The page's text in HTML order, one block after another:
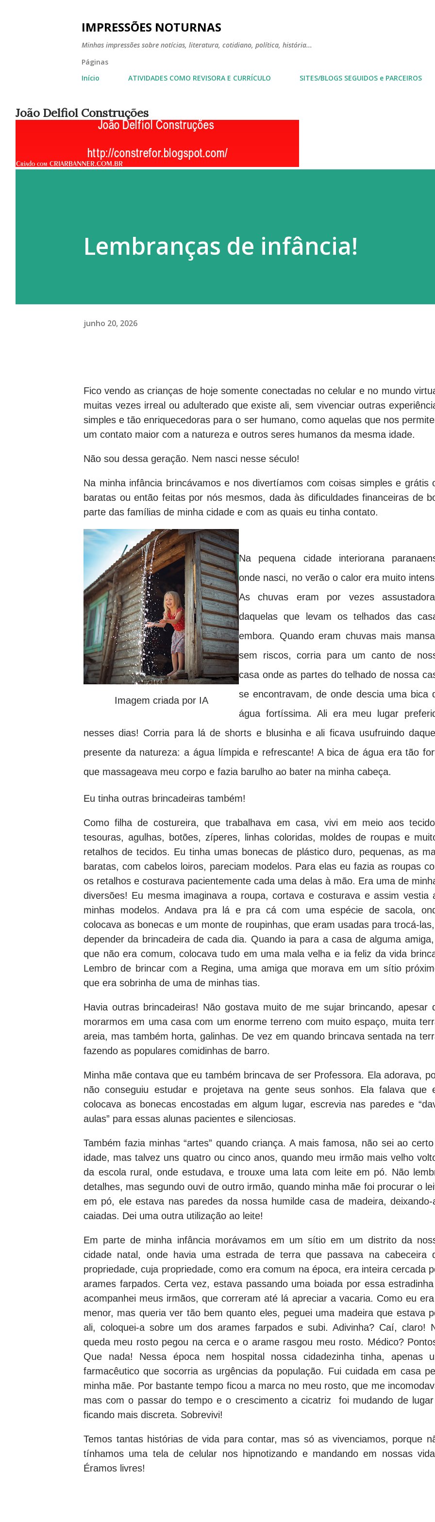
IMPRESSÕES NOTURNAS
Minhas impressões sobre notícias, literatura, cotidiano, política, história...
Páginas
Início
ATIVIDADES COMO REVISORA E CURRÍCULO SITES/BLOGS SEGUIDOS e PARCEIROS
João Delfiol Construções
Lembranças de infância!
junho 20, 2026
Fico vendo as crianças de hoje somente conectadas no celular e no mundo
muitas vezes irreal ou adulterado que existe ali, sem vivenciar outras
simples e tão enriquecedoras para o ser humano, como aquelas que nos
um contato maior com a natureza e outros seres humanos da mesma idade.
Não sou dessa geração. Nem nasci nesse século!
Na minha infância brincávamos e nos divertíamos com coisas simples e grátis
baratas ou então feitas por nós mesmos, dada às dificuldades financeiras de
parte das famílias de minha cidade e com as quais eu tinha contato.
Imagem criada por IA
Na pequena cidade interiorana
onde nasci, no verão o calor era muito
As chuvas eram por vezes
daquelas que levam os telhados das
embora. Quando eram chuvas mais
sem riscos, corria para um canto de
casa onde as partes do telhado de nossa
se encontravam, de onde descia uma bica
água fortíssima. Ali era meu lugar
nesses dias! Corria para lá de shorts e blusinha e ali ficava usufruindo
presente da natureza: a água límpida e refrescante! A bica de água era tão
que massageava meu corpo e fazia barulho ao bater na minha cabeça.
Eu tinha outras brincadeiras também!
Como filha de costureira, que trabalhava em casa, vivi em meio aos
tesouras, agulhas, botões, zíperes, linhas coloridas, moldes de roupas e
retalhos de tecidos. Eu tinha umas bonecas de plástico duro, pequenas, as
baratas, com cabelos loiros, pareciam modelos. Para elas eu fazia as roupas
os retalhos e costurava pacientemente cada uma delas à mão. Era uma de
diversões! Eu mesma imaginava a roupa, cortava e costurava e assim vestia
minhas modelos. Andava pra lá e pra cá com uma espécie de sacola,
colocava as bonecas e um monte de roupinhas, que eram usadas para trocá-
depender da brincadeira de cada dia. Quando ia para a casa de alguma
que não era comum, colocava tudo em uma mala velha e ia feliz da vida
Lembro de brincar com a Regina, uma amiga que morava em um sítio
que era sobrinha de uma de minhas tias.
Havia outras brincadeiras! Não gostava muito de me sujar brincando, apesar
morarmos em uma casa com um enorme terreno com muito espaço, muita
areia, mas também horta, galinhas. De vez em quando brincava sentada na
fazendo as populares comidinhas de barro.
Minha mãe contava que eu também brincava de ser Professora. Ela adorava,
não conseguiu estudar e projetava na gente seus sonhos. Ela falava que
colocava as bonecas encostadas em algum lugar, escrevia nas paredes e
aulas” para essas alunas pacientes e silenciosas.
Também fazia minhas “artes” quando criança. A mais famosa, não sei ao
idade, mas talvez uns quatro ou cinco anos, quando meu irmão mais velho
da escola rural, onde estudava, e trouxe uma lata com leite em pó. Não
detalhes, mas segundo ouvi de outro irmão, quando minha mãe foi procurar o
em pó, ele estava nas paredes da nossa humilde casa de madeira, deixando-
caiadas. Dei uma outra utilização ao leite!
Em parte de minha infância morávamos em um sítio em um distrito da
cidade natal, onde havia uma estrada de terra que passava na cabeceira
propriedade, cuja propriedade, como era comum na época, era inteira cercada
arames farpados. Certa vez, estava passando uma boiada por essa
acompanhei meus irmãos, que correram até lá apreciar a vacaria. Como eu
menor, mas queria ver tão bem quanto eles, peguei uma madeira que estava
ali, coloquei-a sobre um dos arames farpados e subi. Adivinha? Caí, claro!
queda meu rosto pegou na cerca e o arame rasgou meu rosto. Médico?
Que nada! Nessa época nem hospital nossa cidadezinha tinha, apenas
farmacêutico que socorria as urgências da população. Fui cuidada em casa
minha mãe. Por bastante tempo ficou a marca no meu rosto, que me
mas com o passar do tempo e o crescimento a cicatriz
foi mudando de
ficando mais discreta. Sobrevivi!
Temos tantas histórias de vida para contar, mas só as vivenciamos, porque
tínhamos uma tela de celular nos hipnotizando e mandando em nossas
Éramos livres!